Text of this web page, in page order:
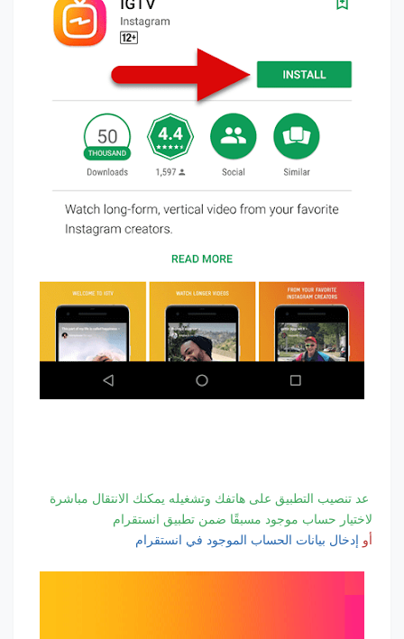
عد تنصيب التطبيق على هاتفك وتشغيله يمكنك الانتقال مباشرة
لاختيار حساب موجود مسبقًا ضمن تطبيق انستقرام
أو إدخال بيانات الحساب الموجود في انستقرام